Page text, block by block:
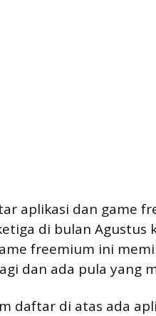
aplikasi dan game
di bulan
freemium ini
dan ada pula yang
daftar di atas ada